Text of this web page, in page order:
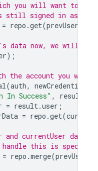
you will want to
still signed in as
= repo .get(prevUser
data now, we will
);
the account you
(auth, newCredential
In Success" , result
= result.user ;
= repo .get(
and currentUser data
handle this is
= repo .merge(